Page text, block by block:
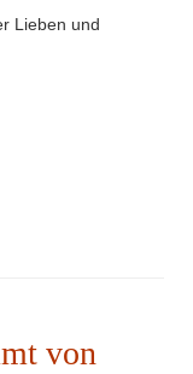
Lieben und
von